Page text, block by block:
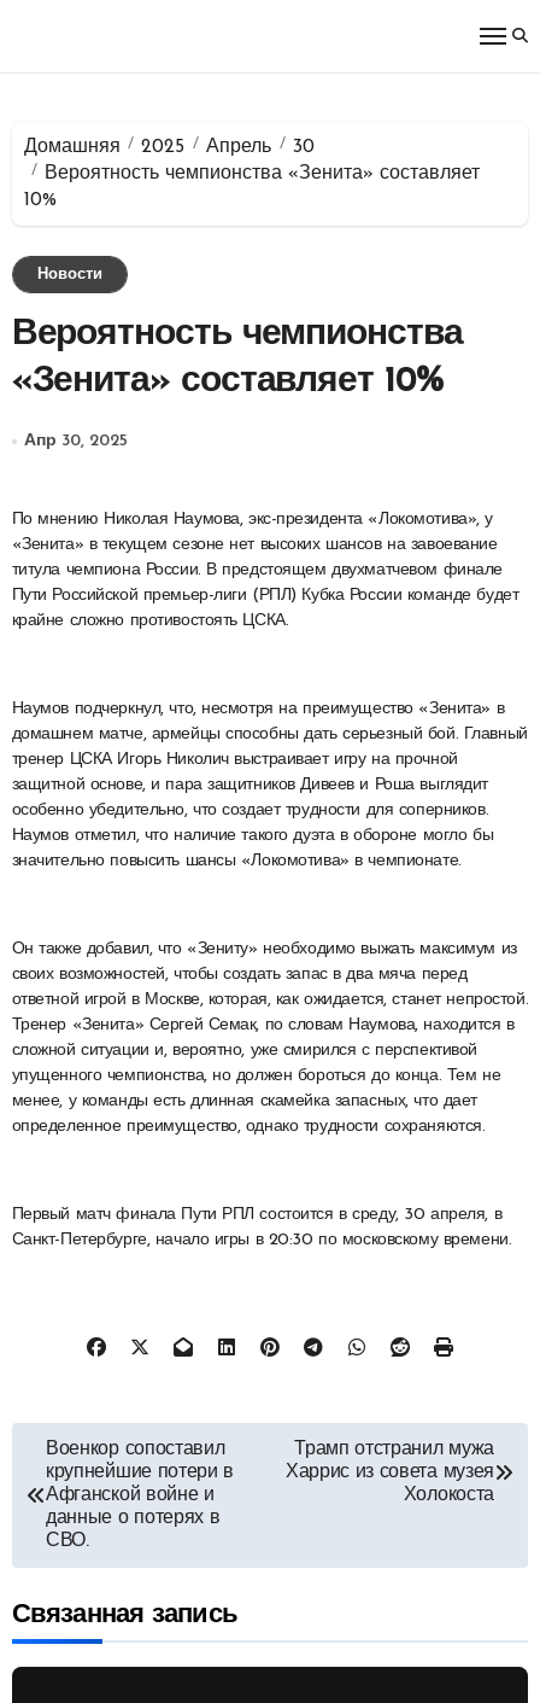
Домашняя 2025 Апрель
30
Вероятность чемпионства «Зенита» составляет
10%
Новости
Вероятность чемпионства
«Зенита» составляет 10%
Апр 30, 2025
По мнению Николая Наумова, экс-президента «Локомотива», у
«Зенита» в текущем сезоне нет высоких шансов на завоевание
титула чемпиона России. В предстоящем двухматчевом финале
Пути Российской премьер-лиги (РПЛ) Кубка России команде будет
крайне сложно противостоять ЦСКА.
Наумов подчеркнул, что, несмотря на преимущество «Зенита» в
домашнем матче, армейцы способны дать серьезный бой. Главный
тренер ЦСКА Игорь Николич выстраивает игру на прочной
защитной основе, и пара защитников Дивеев и Роша выглядит
особенно убедительно, что создает трудности для соперников.
Наумов отметил, что наличие такого дуэта в обороне могло бы
значительно повысить шансы «Локомотива» в чемпионате.
Он также добавил, что «Зениту» необходимо выжать максимум из
своих возможностей, чтобы создать запас в два мяча перед
ответной игрой в Москве, которая, как ожидается, станет непростой.
Тренер «Зенита» Сергей Семак, по словам Наумова, находится в
сложной ситуации и, вероятно, уже смирился с перспективой
упущенного чемпионства, но должен бороться до конца. Тем не
менее, у команды есть длинная скамейка запасных, что дает
определенное преимущество, однако трудности сохраняются.
Первый матч финала Пути РПЛ состоится в среду, 30 апреля, в
Санкт-Петербурге, начало игры в 20:30 по московскому времени.
Навигация
по
записям
Военкор сопоставил
крупнейшие потери в
Афганской войне и
данные о потерях в
СВО.
Трамп отстранил мужа
Харрис из совета музея
Холокоста
Связанная запись